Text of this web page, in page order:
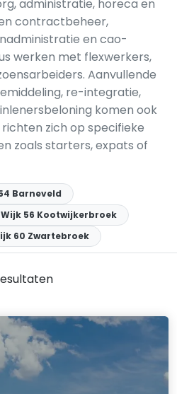
administratie, horeca en
contractbeheer,
en cao-
werken met flexwerkers,
Aanvullende
re-integratie,
komen ook
zich op specifieke
zoals starters, expats of
Barneveld
Wijk 56 Kootwijkerbroek
60 Zwartebroek